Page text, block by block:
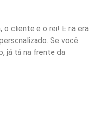
o cliente é o rei! E na era
Se você
já tá na frente da